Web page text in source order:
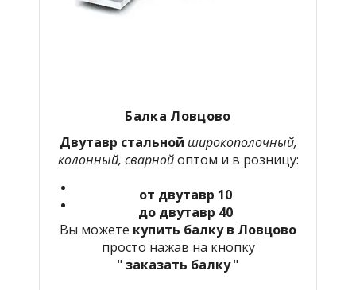
Балка Ловцово
Двутавр стальной широкополочный,
колонный, сварнойоптом и в розницу:
от двутавр 10
до двутавр 40
Вы можете купить балку в Ловцово
просто нажав на кнопку
" заказать балку"